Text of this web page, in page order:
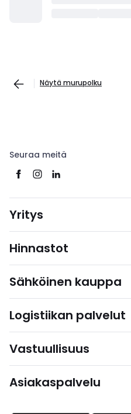
Näytä murupolku
Seuraa meitä
Yritys
Hinnastot
Sähköinen kauppa
Logistiikan palvelut
Vastuullisuus
Asiakaspalvelu